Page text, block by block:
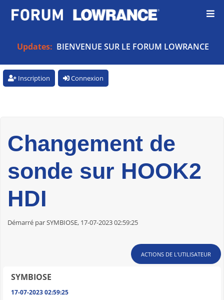
Updates: BIENVENUE SUR LE FORUM LOWRANCE
Inscription Connexion
Changement de
sonde sur HOOK2
HDI
Démarré par SYMBIOSE, 17-07-2023 02:59:25
ACTIONS DE L'UTILISATEUR
SYMBIOSE
17-07-2023 02:59:25